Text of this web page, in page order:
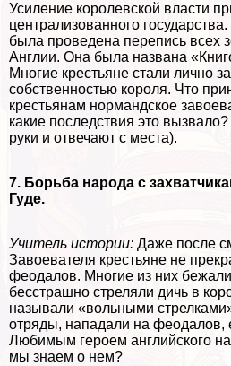
Усиление королевской власти
централизованного
была проведена перепись всех
Англии. Она была названа
Многие крестьяне стали лично
собственностью короля. Что
крестьянам нормaндское
какие последствия это
руки и отвечают с места).
7. Борьба народа с
Гуде.
Учитель истории: Даже после
Завоевателя крестьяне не
феодалов. Многие из них бежали
бесстрашно стреляли дичь в
называли «вольными
отряды, нападали на феодалов,
Любимым героем английского
мы знаем о нем?